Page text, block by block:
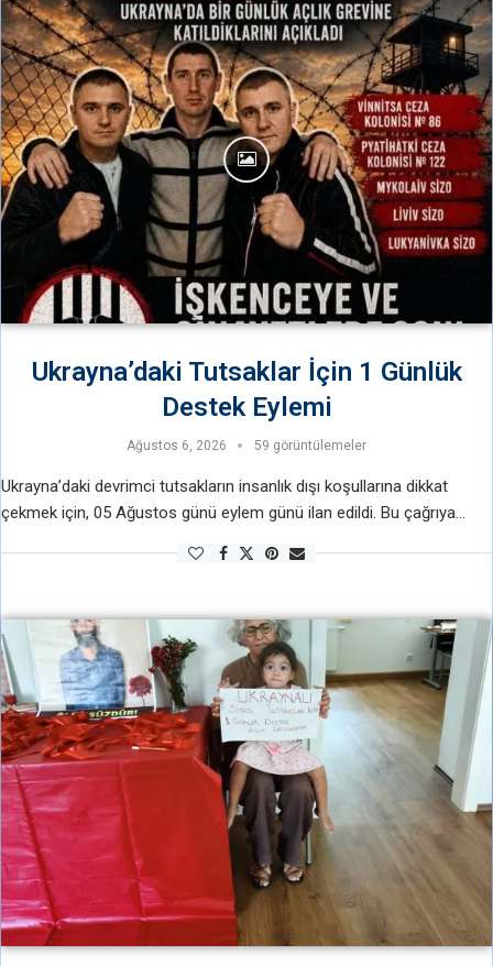
Ukrayna’daki Tutsaklar İçin 1 Günlük
Destek Eylemi
Ağustos 6, 2026 59 görüntülemeler
Ukrayna’daki devrimci tutsakların insanlık dışı koşullarına dikkat
çekmek için, 05 Ağustos günü eylem günü ilan edildi. Bu çağrıya